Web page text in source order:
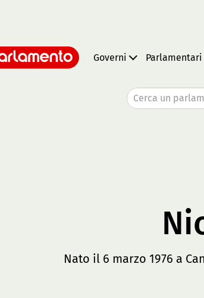
Governi Parlamentari
Cerca un
Nato il 6 marzo 1976 a